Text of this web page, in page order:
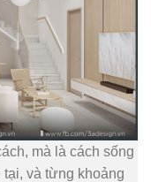
mà là cách sống
và từng khoảng